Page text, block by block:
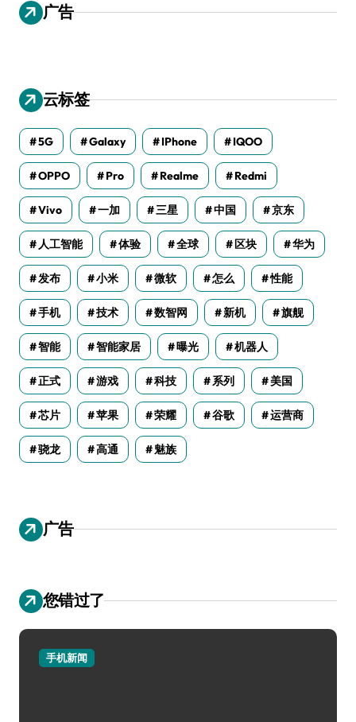
广告
云标签
5G Galaxy IPhone IQOO
OPPO Pro Realme Redmi
Vivo 一加 三星 中国 京东
人工智能 体验 全球 区块 华为
发布 小米 微软 怎么 性能
手机 技术 数智网 新机 旗舰
智能 智能家居 曝光 机器人
正式 游戏 科技 系列 美国
芯片 苹果 荣耀 谷歌 运营商
骁龙 高通 魅族
广告
您错过了
手机新闻